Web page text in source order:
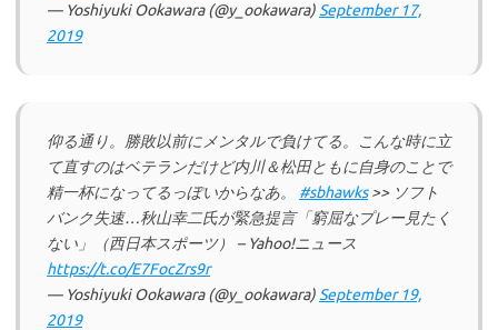
— Yoshiyuki Ookawara (@y_ookawara) September 17,
2019
仰る通り。勝敗以前にメンタルで負けてる。こんな時に立
て直すのはベテランだけど内川＆松田ともに自身のことで
精一杯になってるっぽいからなあ。 #sbhawks>> ソフト
バンク失速…秋山幸二氏が緊急提言「窮屈なプレー見たく
ない」（西日本スポーツ） – Yahoo!ニュース
https://t.co/E7FocZrs9r
— Yoshiyuki Ookawara (@y_ookawara) September 19,
2019